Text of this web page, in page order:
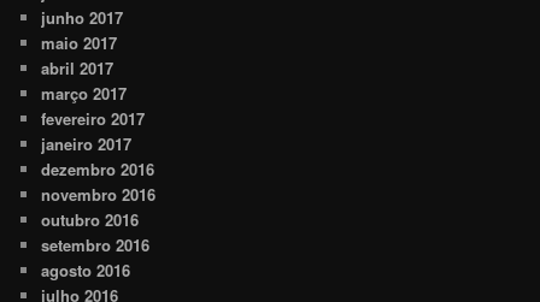
junho 2017
maio 2017
abril 2017
março 2017
fevereiro 2017
janeiro 2017
dezembro 2016
novembro 2016
outubro 2016
setembro 2016
agosto 2016
julho 2016